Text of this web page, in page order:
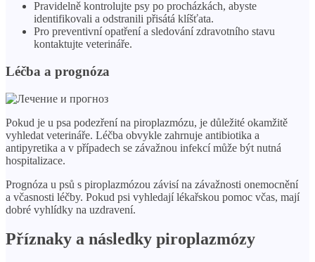
Pravidelně kontrolujte psy po procházkách, abyste
identifikovali a odstranili přisátá klíšťata.
Pro preventivní opatření a sledování zdravotního stavu
kontaktujte veterináře.
Léčba a prognóza
Pokud je u psa podezření na piroplazmózu, je důležité okamžitě
vyhledat veterináře. Léčba obvykle zahrnuje antibiotika a
antipyretika a v případech se závažnou infekcí může být nutná
hospitalizace.
Prognóza u psů s piroplazmózou závisí na závažnosti onemocnění
a včasnosti léčby. Pokud psi vyhledají lékařskou pomoc včas, mají
dobré vyhlídky na uzdravení.
Příznaky a následky piroplazmózy